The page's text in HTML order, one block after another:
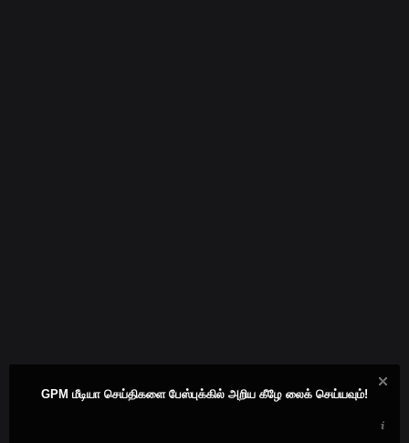
GPM மீடியா செய்திகளை பேஸ்புக்கில் அறிய கீழே லைக் செய்யவும்!